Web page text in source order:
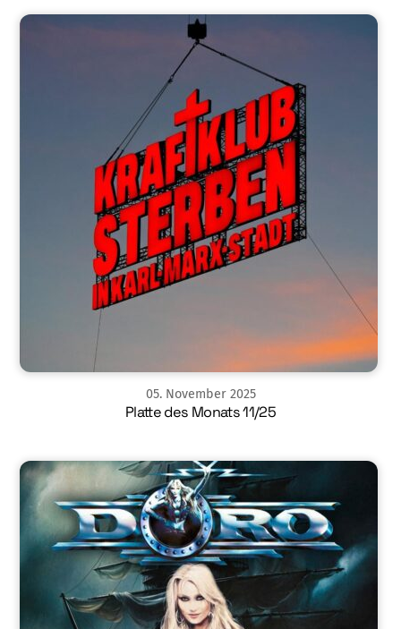
05. November 2025
Platte des Monats 11/25